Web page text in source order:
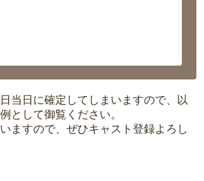
当日に確定してしまいますので、以
として御覧ください。
ますので、ぜひキャスト登録よろし